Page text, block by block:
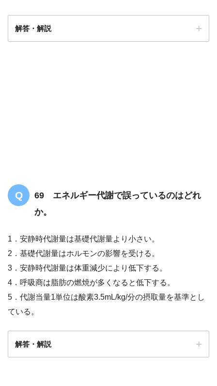
【共通のみ】消化（消化酵素）について
解答・解説
69 エネルギー代謝で誤っているのはどれ
か。
1．安静時代謝量は基礎代謝量より小さい。
2．基礎代謝量はホルモンの影響を受ける。
3．安静時代謝量は体重減少により低下する。
4．呼吸商は脂肪の燃焼が多くなると低下する。
5．代謝当量1単位は酸素3.5mL/kg/分の摂取量を基準とし
ている。
解答・解説